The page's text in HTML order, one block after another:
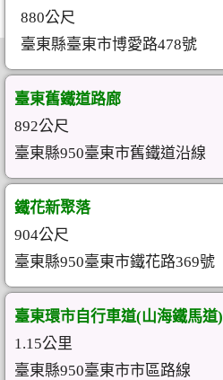
880公尺
臺東縣臺東市博愛路478號
臺東舊鐵道路廊
892公尺
臺東縣950臺東市舊鐵道沿線
鐵花新聚落
904公尺
臺東縣950臺東市鐵花路369號
臺東環市自行車道(山海鐵馬道)
1.15公里
臺東縣950臺東市市區路線